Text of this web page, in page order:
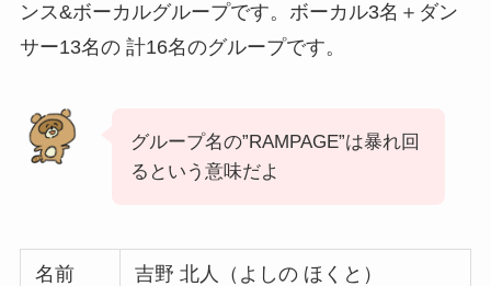
ンス&ボーカルグループです。ボーカル3名＋ダン
サー13名の 計16名のグループです。
グループ名の”RAMPAGE”は暴れ回
るという意味だよ
名前 吉野 北人（よしの ほくと）